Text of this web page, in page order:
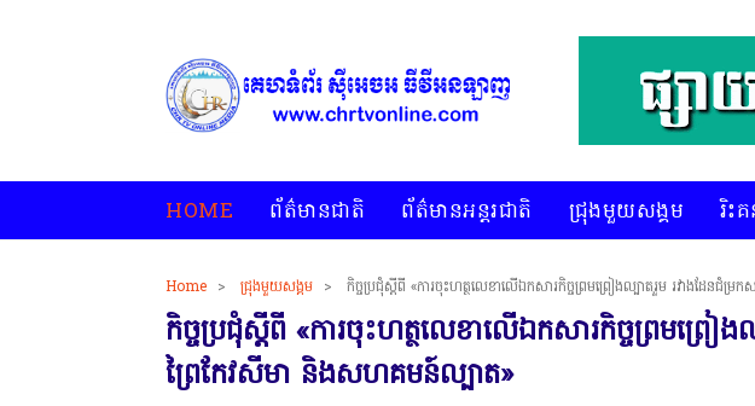
HOME ព័ត៌មានជាតិ ព័ត៌មានអន្តរជាតិ ជ្រុងមួយសង្គម រិះ
Home > ជ្រុងមួយសង្គម > កិច្ចប្រជុំស្ដីពី «ការចុះហត្ថលេខាលេីឯកសារកិច្ចព្រមព្រៀងល្បាតរួម រវាងដែនជំម្
កិច្ចប្រជុំស្ដីពី «ការចុះហត្ថលេខាលេីឯកសារកិច្ចព្រមព្រៀង
ព្រៃកែវសីមា និងសហគមន៍ល្បាត»